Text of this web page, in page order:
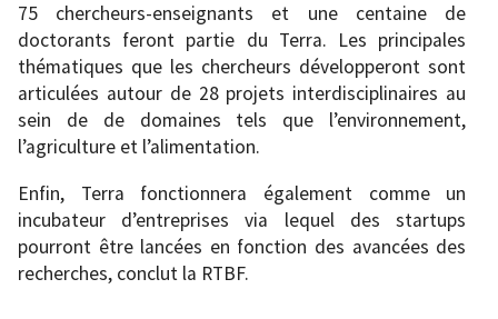
75 chercheurs-enseignants et une centaine de
doctorants feront partie du Terra. Les principales
thématiques que les chercheurs développeront sont
articulées autour de 28 projets interdisciplinaires au
sein de de domaines tels que l’environnement,
l’agriculture et l’alimentation.
Enfin, Terra fonctionnera également comme un
incubateur d’entreprises via lequel des startups
pourront être lancées en fonction des avancées des
recherches, conclut la RTBF.